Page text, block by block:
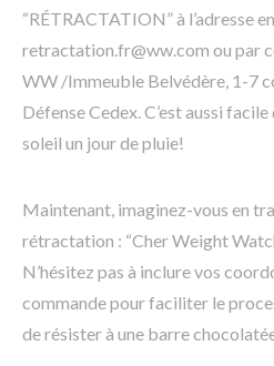
“RÉTRACTATION” à l’adresse
retractation.fr@ww.com ou par
WW /Immeuble Belvédère, 1-7
Défense Cedex. C’est aussi
soleil un jour de pluie!
Maintenant, imaginez-vous en
rétractation : “Cher Weight
N’hésitez pas à inclure vos
commande pour faciliter le
de résister à une barre